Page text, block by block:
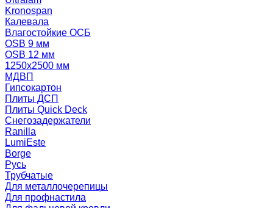
Kronospan
Калевала
Влагостойкие ОСБ
OSB 9 мм
OSB 12 мм
1250х2500 мм
МДВП
Гипсокартон
Плиты ДСП
Плиты Quick Deck
Снегозадержатели
Ranilla
LumiEste
Borge
Русь
Трубчатые
Для металлочерепицы
Для профнастила